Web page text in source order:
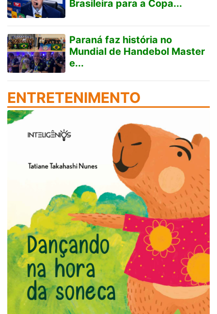
Brasileira para a Copa...
Paraná faz história no
Mundial de Handebol Master
e...
ENTRETENIMENTO